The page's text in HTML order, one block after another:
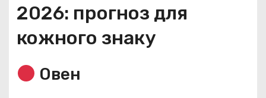
2026: прогноз для
кожного знаку
Овен